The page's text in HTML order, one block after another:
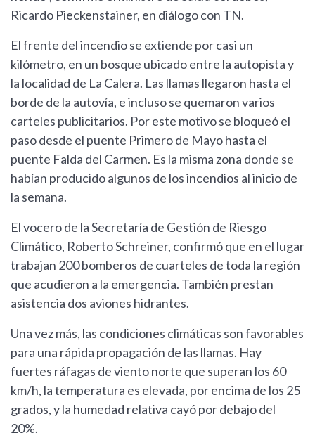
Ricardo Pieckenstainer, en diálogo con TN.
El frente del incendio se extiende por casi un
kilómetro, en un bosque ubicado entre la autopista y
la localidad de La Calera. Las llamas llegaron hasta el
borde de la autovía, e incluso se quemaron varios
carteles publicitarios. Por este motivo se bloqueó el
paso desde el puente Primero de Mayo hasta el
puente Falda del Carmen. Es la misma zona donde se
habían producido algunos de los incendios al inicio de
la semana.
El vocero de la Secretaría de Gestión de Riesgo
Climático, Roberto Schreiner, confirmó que en el lugar
trabajan 200 bomberos de cuarteles de toda la región
que acudieron a la emergencia. También prestan
asistencia dos aviones hidrantes.
Una vez más, las condiciones climáticas son favorables
para una rápida propagación de las llamas. Hay
fuertes ráfagas de viento norte que superan los 60
km/h, la temperatura es elevada, por encima de los 25
grados, y la humedad relativa cayó por debajo del
20%.